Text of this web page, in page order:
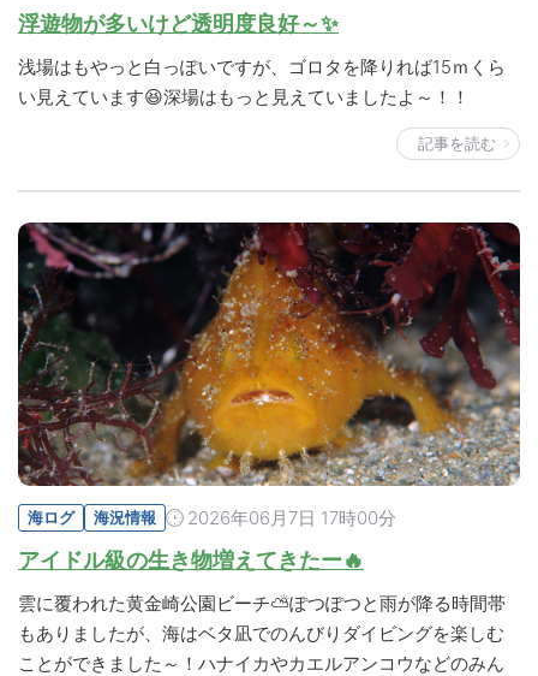
浮遊物が多いけど透明度良好～✨
浅場はもやっと白っぽいですが、ゴロタを降りれば15ｍくら
い見えています😆深場はもっと見えていましたよ～！！
記事を読む
海ログ 海況情報 2026年06月7日 17時00分
アイドル級の生き物増えてきたー🔥
雲に覆われた黄金崎公園ビーチ⛅ぽつぽつと雨が降る時間帯
もありましたが、海はベタ凪でのんびりダイビングを楽しむ
ことができました～！ハナイカやカエルアンコウなどのみん